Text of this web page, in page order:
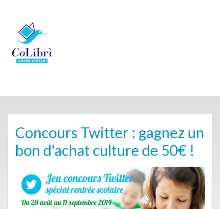
Concours Twitter : gagnez un
bon d'achat culture de 50€ !